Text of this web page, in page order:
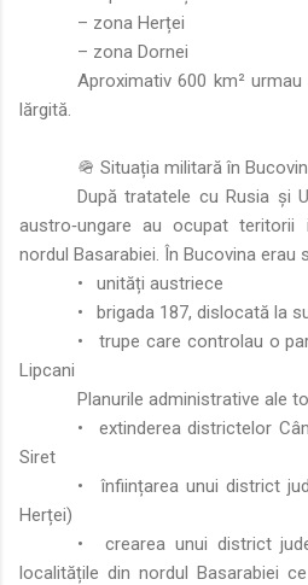
– zona Herței
– zona Dornei
Aproximativ 600 km²
lărgită.
🪖 Situația militară în
După tratatele cu Rusia și
austro‑ungare au ocupat
nordul Basarabiei. În Bucovina erau
•
unități austriece
•
brigada 187, dislocată la
•
trupe care controlau o
Lipcani
Planurile administrative ale
•
extinderea districtelor
Siret
•
înființarea unui district
Herței)
•
crearea unui district
localitățile din nordul Basarabiei